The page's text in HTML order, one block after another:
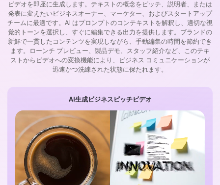
ビデオを即座に生成します。テキストの概念をピッチ、説明者、または
発表に変えたいビジネスオーナー、マーケター、およびスタートアップ
チームに最適です。AI はプロンプトのコンテキストを解釈し、適切な視
覚的トーンを選択し、すぐに編集できる出力を提供します。ブランドの
新鮮で一貫したコンテンツを実現しながら、手動編集の時間を節約でき
ます。ローンチ プレビュー、製品デモ、スタッフ紹介など、このテキ
ストからビデオへの変換機能により、ビジネス コミュニケーションが
迅速かつ洗練された状態に保たれます。
AI生成ビジネスピッチビデオ